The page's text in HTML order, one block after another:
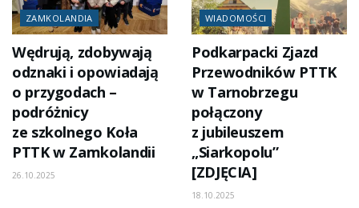
ZAMKOLANDIA
Wędrują, zdobywają
odznaki i opowiadają
o przygodach –
podróżnicy
ze szkolnego Koła
PTTK w Zamkolandii
26.10.2025
WIADOMOŚCI
Podkarpacki Zjazd
Przewodników PTTK
w Tarnobrzegu
połączony
z jubileuszem
„Siarkopolu”
[ZDJĘCIA]
18.10.2025